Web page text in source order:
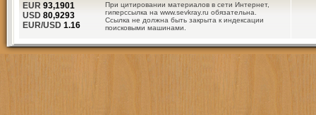
При цитировании материалов в сети Интернет,
гиперссылка на www.sevkray.ru обязательна.
Ссылка не должна быть закрыта к индексации
поисковыми машинами.
EUR 93,1901
USD 80,9293
EUR/USD 1.16